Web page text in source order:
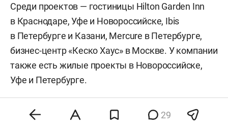
Среди проектов — гостиницы Hilton Garden Inn
в Краснодаре, Уфе и Новороссийске, Ibis
в Петербурге и Казани, Mercure в Петербурге,
бизнес-центр «Кеско Хаус» в Москве. У компании
также есть жилые проекты в Новороссийске,
Уфе и Петербурге.
компания Depannez Properties — 33,3%,
Евгений
29